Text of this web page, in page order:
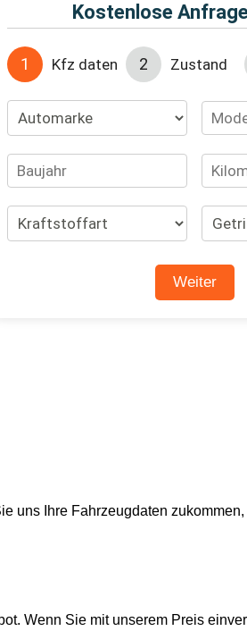
uns Ihre Fahrzeugdaten
Wenn Sie mit unserem Preis